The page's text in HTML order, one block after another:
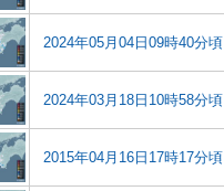
2024年05月04日09時40分頃
2024年03月18日10時58分頃
2015年04月16日17時17分頃